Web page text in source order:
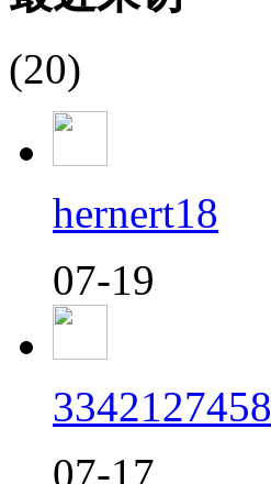
(20)
hernert18
07-19
3342127458
07-17